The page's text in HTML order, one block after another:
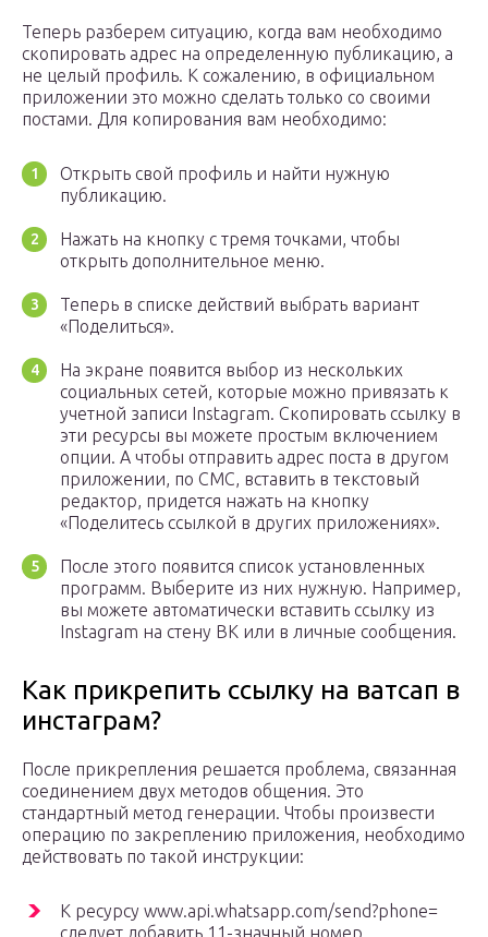
Теперь разберем ситуацию, когда вам необходимо
скопировать адрес на определенную публикацию, а
не целый профиль. К сожалению, в официальном
приложении это можно сделать только со своими
постами. Для копирования вам необходимо:
Открыть свой профиль и найти нужную
публикацию.
Нажать на кнопку с тремя точками, чтобы
открыть дополнительное меню.
Теперь в списке действий выбрать вариант
«Поделиться».
На экране появится выбор из нескольких
социальных сетей, которые можно привязать к
учетной записи Instagram. Скопировать ссылку в
эти ресурсы вы можете простым включением
опции. А чтобы отправить адрес поста в другом
приложении, по СМС, вставить в текстовый
редактор, придется нажать на кнопку
«Поделитесь ссылкой в других приложениях».
После этого появится список установленных
программ. Выберите из них нужную. Например,
вы можете автоматически вставить ссылку из
Instagram на стену ВК или в личные сообщения.
Как прикрепить ссылку на ватсап в
инстаграм?
После прикрепления решается проблема, связанная
соединением двух методов общения. Это
стандартный метод генерации. Чтобы произвести
операцию по закреплению приложения, необходимо
действовать по такой инструкции:
К ресурсу www.api.whatsapp.com/send?phone=
следует добавить 11-значный номер